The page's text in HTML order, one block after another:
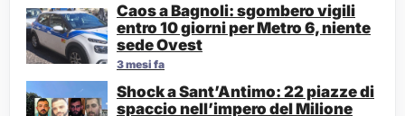
Caos a Bagnoli: sgombero vigili
entro 10 giorni per Metro 6, niente
sede Ovest
3 mesi fa
Shock a Sant’Antimo: 22 piazze di
spaccio nell’impero del Milione